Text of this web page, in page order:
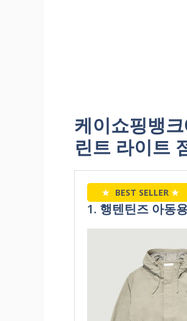
케이쇼핑뱅
린트 라이트
★ BEST SELLER ★
1. 행텐틴즈 아동